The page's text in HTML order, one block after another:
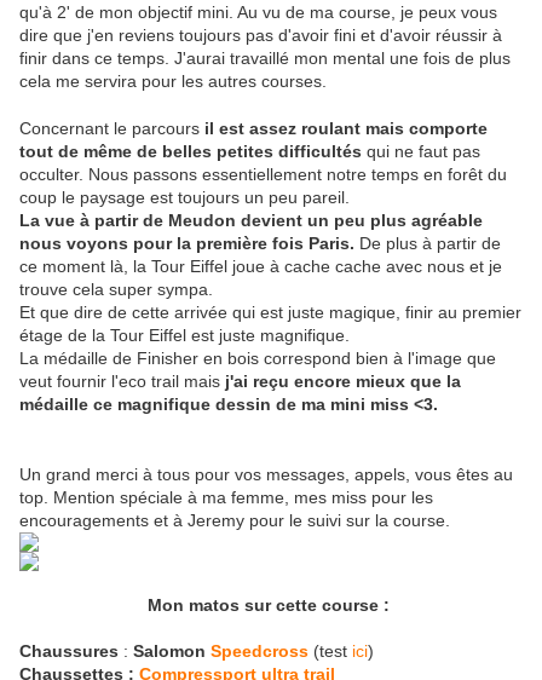
qu'à 2' de mon objectif mini. Au vu de ma course, je peux vous
dire que j'en reviens toujours pas d'avoir fini et d'avoir réussir à
finir dans ce temps. J'aurai travaillé mon mental une fois de plus
cela me servira pour les autres courses.
Concernant le parcours il est assez roulant mais comporte
tout de même de belles petites difficultés qui ne faut pas
occulter. Nous passons essentiellement notre temps en forêt du
coup le paysage est toujours un peu pareil.
La vue à partir de Meudon devient un peu plus agréable
nous voyons pour la première fois Paris. De plus à partir de
ce moment là, la Tour Eiffel joue à cache cache avec nous et je
trouve cela super sympa.
Et que dire de cette arrivée qui est juste magique, finir au premier
étage de la Tour Eiffel est juste magnifique.
La médaille de Finisher en bois correspond bien à l'image que
veut fournir l'eco trail mais j'ai reçu encore mieux que la
médaille ce magnifique dessin de ma mini miss <3.
Un grand merci à tous pour vos messages, appels, vous êtes au
top. Mention spéciale à ma femme, mes miss pour les
encouragements et à Jeremy pour le suivi sur la course.
Mon matos sur cette course :
Chaussures : Salomon Speedcross (test ici)
Chaussettes : Compressport ultra trail